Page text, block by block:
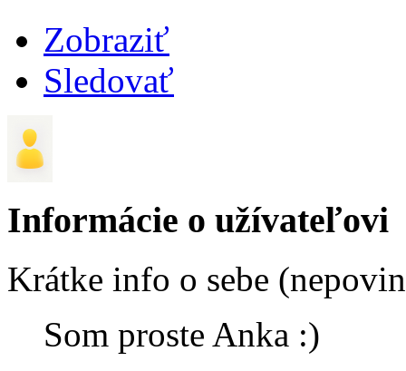
Zobraziť
Sledovať
Informácie o užívateľovi
Krátke info o sebe
Som proste Anka :)